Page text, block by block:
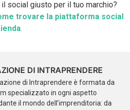
social giusto per il tuo marchio?
trovare la piattaforma social
.
DI INTRAPRENDERE
di Intraprendere è formata da
specializzato in ogni aspetto
il mondo dell’imprenditoria: da